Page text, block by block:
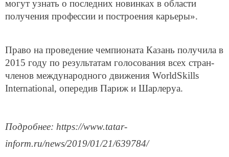
могут узнать о последних новинках в области
получения профессии и построения карьеры».
Право на проведение чемпионата Казань получила в
2015 году по результатам голосования всех стран-
членов международного движения WorldSkills
International, опередив Париж и Шарлеруа.
Подробнее: https://www.tatar-
inform.ru/news/2019/01/21/639784/